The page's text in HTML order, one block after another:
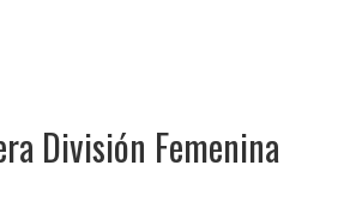
División Femenina